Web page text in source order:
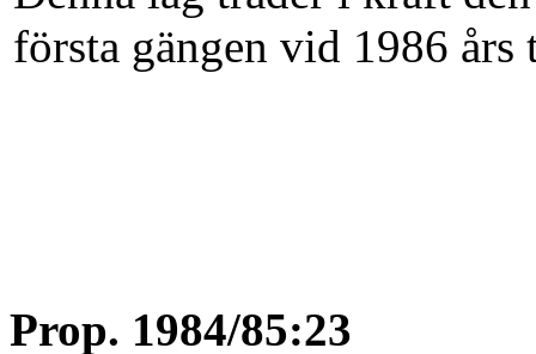
första gängen vid 1986 års
Prop. 1984/85:23